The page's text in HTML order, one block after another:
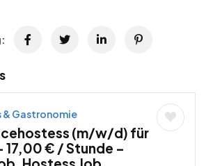
& Gastronomie
(m/w/d) für
17,00 € / Stunde –